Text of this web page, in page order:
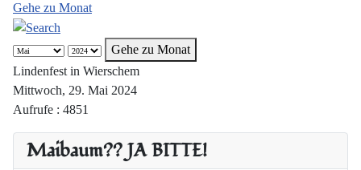
Maibaum?? JA BITTE!
Gehe zu Monat
Gehe zu Monat
Lindenfest in Wierschem
Mittwoch, 29. Mai 2024
Aufrufe : 4851